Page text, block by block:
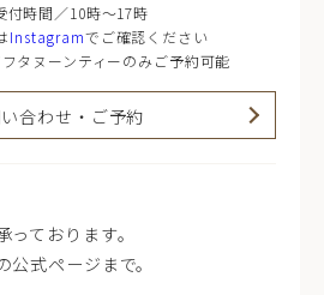
付時間／10時～17時
Instagramでご確認ください
タヌーンティーのみご予約可能
合わせ・ご予約
ております。
式ページまで。